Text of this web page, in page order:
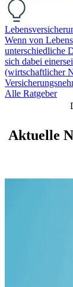
Wenn von
unterschiedliche
sich dabei
(wirtschaftlicher
Alle Ratgeber
Aktuelle